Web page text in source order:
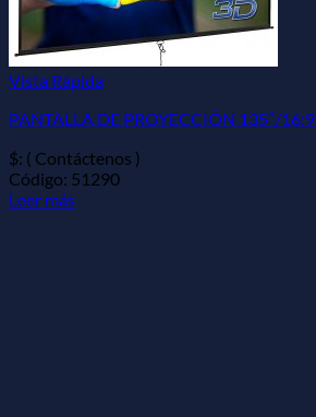
Vista Rápida
PANTALLA DE PROYECCIÓN 135″/16:9
$: ( Contáctenos )
Código: 51290
Leer más